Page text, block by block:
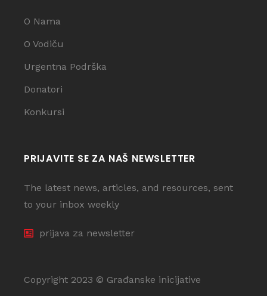
O Nama
O Vodiču
Urgentna Podrška
Donatori
Konkursi
PRIJAVITE SE ZA NAŠ NEWSLETTER
The latest news, articles, and resources, sent
to your inbox weekly
prijava za newsletter
Copyright 2023 © Građanske inicijative